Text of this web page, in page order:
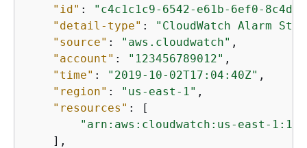
"id" :
"c4c1c1c9-6542-e61b-6ef0-
"detail-type" :
"CloudWatch Alarm
"source" : "aws.cloudwatch" ,
"account" : "123456789012" ,
"time" : "2019-10-02T17:04:40Z" ,
"region" : "us-east-1" ,
"resources" : [
"arn:aws:cloudwatch:us-east-
    ],